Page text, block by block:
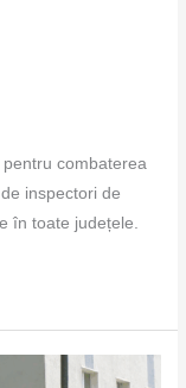
combaterea
inspectori de
în toate județele.